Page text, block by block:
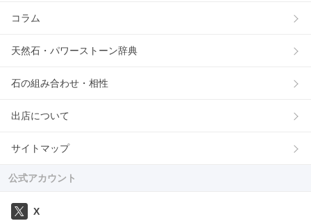
コラム
天然石・パワーストーン辞典
石の組み合わせ・相性
出店について
サイトマップ
公式アカウント
X